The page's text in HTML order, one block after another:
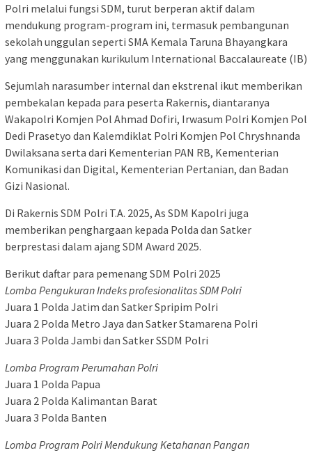
Polri melalui fungsi SDM, turut berperan aktif dalam
mendukung program-program ini, termasuk pembangunan
sekolah unggulan seperti SMA Kemala Taruna Bhayangkara
yang menggunakan kurikulum International Baccalaureate (IB)
Sejumlah narasumber internal dan ekstrenal ikut memberikan
pembekalan kepada para peserta Rakernis, diantaranya
Wakapolri Komjen Pol Ahmad Dofiri, Irwasum Polri Komjen Pol
Dedi Prasetyo dan Kalemdiklat Polri Komjen Pol Chryshnanda
Dwilaksana serta dari Kementerian PAN RB, Kementerian
Komunikasi dan Digital, Kementerian Pertanian, dan Badan
Gizi Nasional.
Di Rakernis SDM Polri T.A. 2025, As SDM Kapolri juga
memberikan penghargaan kepada Polda dan Satker
berprestasi dalam ajang SDM Award 2025.
Berikut daftar para pemenang SDM Polri 2025
Lomba Pengukuran Indeks profesionalitas SDM Polri
Juara 1 Polda Jatim dan Satker Spripim Polri
Juara 2 Polda Metro Jaya dan Satker Stamarena Polri
Juara 3 Polda Jambi dan Satker SSDM Polri
Lomba Program Perumahan Polri
Juara 1 Polda Papua
Juara 2 Polda Kalimantan Barat
Juara 3 Polda Banten
Lomba Program Polri Mendukung Ketahanan Pangan